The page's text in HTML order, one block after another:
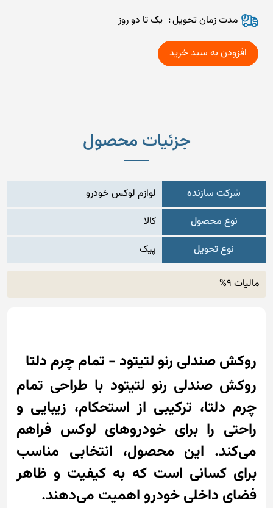
مدت زمان تحويل
یک تا دو روز
جزئیات محصول
شرکت سازنده
لوازم لوکس خودرو
نوع محصول
کالا
نوع تحویل
پیک
مالیات 9%
روکش صندلی رنو لتیتود - تمام چرم دلتا
روکش صندلی رنو لتیتود با طراحی تمام
چرم دلتا، ترکیبی از استحکام، زیبایی و
راحتی را برای خودروهای لوکس فراهم
می‌کند. این محصول، انتخابی مناسب
برای کسانی است که به کیفیت و ظاهر
فضای داخلی خودرو اهمیت می‌دهند.